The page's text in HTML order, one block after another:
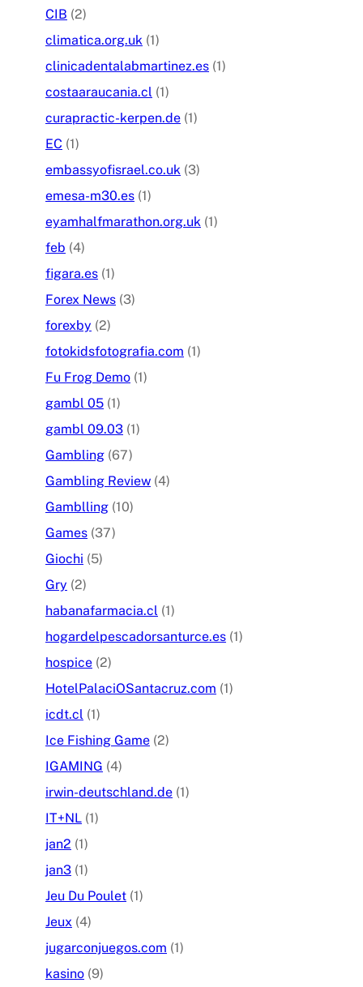
CIB (2)
climatica.org.uk (1)
clinicadentalabmartinez.es (1)
costaaraucania.cl (1)
curapractic-kerpen.de (1)
EC (1)
embassyofisrael.co.uk (3)
emesa-m30.es (1)
eyamhalfmarathon.org.uk (1)
feb (4)
figara.es (1)
Forex News (3)
forexby (2)
fotokidsfotografia.com (1)
Fu Frog Demo (1)
gambl 05 (1)
gambl 09.03 (1)
Gambling (67)
Gambling Review (4)
Gamblling (10)
Games (37)
Giochi (5)
Gry (2)
habanafarmacia.cl (1)
hogardelpescadorsanturce.es (1)
hospice (2)
HotelPalaciOSantacruz.com (1)
icdt.cl (1)
Ice Fishing Game (2)
IGAMING (4)
irwin-deutschland.de (1)
IT+NL (1)
jan2 (1)
jan3 (1)
Jeu Du Poulet (1)
Jeux (4)
jugarconjuegos.com (1)
kasino (9)